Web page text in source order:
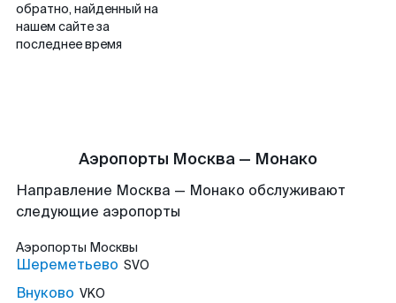
обратно, найденный на
нашем сайте за
последнее время
Аэропорты Москва — Монако
Направление Москва — Монако обслуживают
следующие аэропорты
Аэропорты Москвы
Шереметьево SVO
Внуково VKO